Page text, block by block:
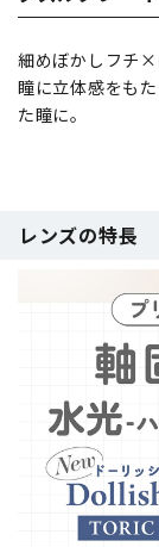
細めぼかしフチ×
瞳に立体感をも
た瞳に。
レンズの特長